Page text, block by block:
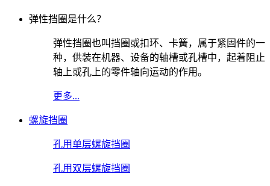
弹性挡圈是什么？
弹性挡圈也叫挡圈或扣环、卡簧，属于紧固件的一
种，供装在机器、设备的轴槽或孔槽中，起着阻止
轴上或孔上的零件轴向运动的作用。
更多...
螺旋挡圈
孔用单层螺旋挡圈
孔用双层螺旋挡圈